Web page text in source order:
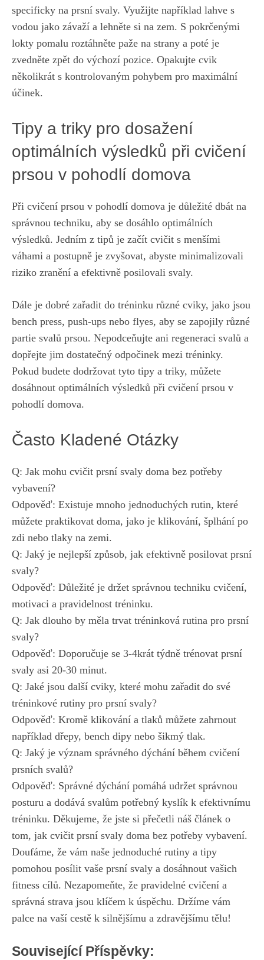
specificky na prsní svaly. Využijte například lahve s
vodou jako závaží a lehněte si na zem. S pokrčenými
lokty pomalu⁢ roztáhněte paže na ‌strany a poté je
zvedněte⁣ zpět do výchozí pozice. Opakujte cvik
několikrát s kontrolovaným pohybem pro maximální
účinek.
Tipy a⁤ triky pro dosažení
optimálních výsledků při cvičení
prsou v pohodlí domova
Při cvičení prsou v pohodlí domova je důležité dbát na
správnou techniku, aby se ​dosáhlo optimálních
výsledků. Jedním z tipů je⁣ začít cvičit s⁣ menšími
váhami a⁢ postupně⁤ je zvyšovat, abyste minimalizovali
riziko ‌zranění a efektivně posilovali⁣ svaly.
Dále je dobré zařadit do tréninku různé cviky, jako jsou
bench ⁣press, push-ups nebo flyes, aby se zapojily různé​
partie svalů prsou. Nepodceňujte ani regeneraci svalů a
dopřejte jim dostatečný odpočinek mezi tréninky.
Pokud⁤ budete dodržovat tyto tipy a triky, ⁤můžete
dosáhnout optimálních výsledků při cvičení prsou v
pohodlí domova.
Často Kladené Otázky
Q: Jak mohu cvičit⁤ prsní svaly doma bez potřeby
vybavení?
Odpověď: Existuje mnoho jednoduchých rutin, které
můžete praktikovat doma, jako je klikování, šplhání po
zdi nebo ⁣tlaky na zemi.
Q: Jaký je nejlepší způsob, jak efektivně posilovat‌ prsní
svaly?
Odpověď: Důležité je držet správnou techniku cvičení,
motivaci a ⁢pravidelnost ‍tréninku.
Q: Jak dlouho by měla ⁢trvat tréninková rutina pro prsní
svaly?
Odpověď: Doporučuje se 3-4krát týdně trénovat prsní
svaly‌ asi 20-30 minut.
Q: Jaké jsou další‌ cviky, které mohu zařadit do své
tréninkové rutiny‍ pro prsní svaly?
Odpověď: Kromě klikování a tlaků můžete zahrnout
například ​dřepy, bench dipy nebo šikmý tlak.
Q: Jaký je⁤ význam správného dýchání během cvičení
prsních svalů?
Odpověď: Správné dýchání pomáhá udržet ‍správnou
posturu a dodává svalům potřebný kyslík⁣ k efektivnímu
tréninku. Děkujeme, že⁤ jste si přečetli náš článek o
tom, jak cvičit prsní svaly doma ​bez potřeby vybavení.
Doufáme, že vám naše jednoduché rutiny a tipy
pomohou posílit vaše prsní svaly a dosáhnout vašich
fitness cílů. Nezapomeňte,⁤ že pravidelné⁣ cvičení a
správná‍ strava jsou klíčem k úspěchu. Držíme vám
palce⁤ na vaší cestě k silnějšímu a zdravějšímu tělu!
Související Příspěvky: